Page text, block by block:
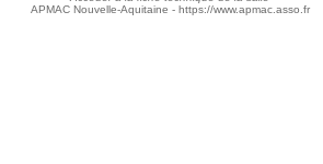
APMAC Nouvelle-Aquitaine - https://www.apmac.asso.fr